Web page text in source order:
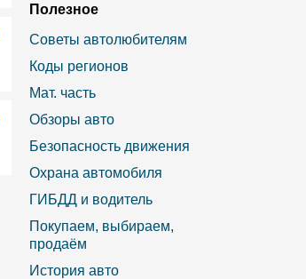
Полезное
Советы автолюбителям
Коды регионов
Мат. часть
Обзоры авто
Безопасность движения
Охрана автомобиля
ГИБДД и водитель
Покупаем, выбираем,
продаём
История авто